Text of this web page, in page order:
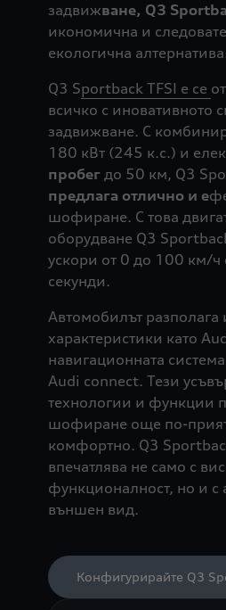
задвижване, Q3
икономична и
екологична
Q3 Sportback TFSI e се
всичко с иновативното
задвижване. С
180 кВт (245 к.с.) и елек
пробег до 50 км, Q3
предлага отлично и е
шофиране. С това
оборудване Q3
ускори от 0 до 100 км/ч
секунди.
Автомобилът разполага
характеристики като
навигационната
Audi connect. Тези
технологии и функции
шофиране още по-
комфортно. Q3
впечатлява не само с
функционалност, но и с
външен вид.
Конфигурирайте Q3